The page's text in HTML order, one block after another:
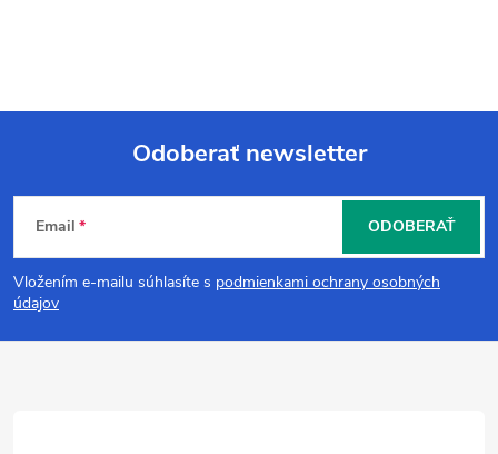
Z
á
p
Odoberať newsletter
Email
Vložením e-mailu súhlasíte s podmienkami ochrany osobných
údajov
ODOBERAŤ